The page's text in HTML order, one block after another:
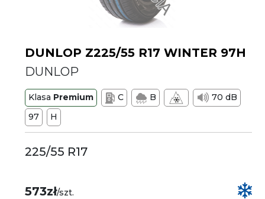
DUNLOP Z225/55 R17 WINTER 97H
DUNLOP
Klasa Premium C B
70 dB
97
H
225/55 R17
573zł/szt.